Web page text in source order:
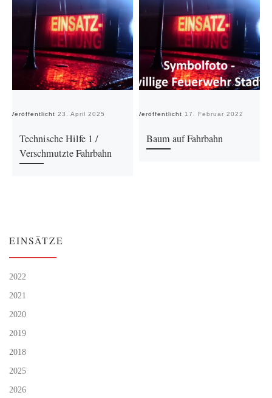
Veröffentlicht 23. April 2025
Technische Hilfe 1 /
Verschmutzte Fahrbahn
Veröffentlicht 17. Februar 2022
Baum auf Fahrbahn
EINSÄTZE
2022
2021
2020
2019
2018
2025
2026